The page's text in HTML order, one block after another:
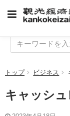
トップ ビジネス
キャッシ